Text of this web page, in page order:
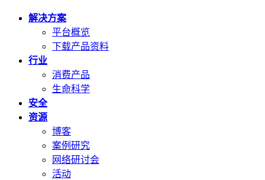
解决方案
平台概览
下载产品资料
行业
消费产品
生命科学
安全
资源
博客
案例研究
网络研讨会
活动